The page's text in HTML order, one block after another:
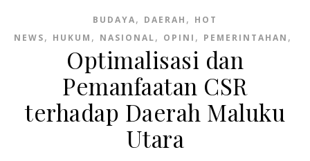
BUDAYA, DAERAH , HOT
NEWS, HUKUM , NASIONAL, OPINI , PEMERINTAHAN ,
Optimalisasi dan
Pemanfaatan CSR
terhadap Daerah Maluku
Utara